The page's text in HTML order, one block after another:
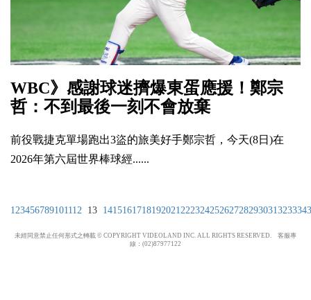
WBC》感謝球迷擠爆東蛋應援！鄭宗
哲：不到最後一刻不會放棄
前役戰捷克單場跑出3盜的旅美好手鄭宗哲，今天(8日)在
2026年第六屆世界棒球經......
1 234567891011 12 13 1415161718192021 22232425262728293031 323334
未經同意禁止任何形式之轉載 © COPYRIGHT VIDEOLAND INC. ALL RIGHTS RESERVED. 客服專
線：(02)87977122